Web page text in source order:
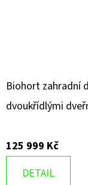
Biohort zahradní
dvoukřídlými
125 999 Kč
DETAIL